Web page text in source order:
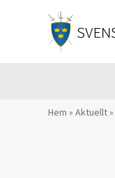
Hem » Aktuellt»